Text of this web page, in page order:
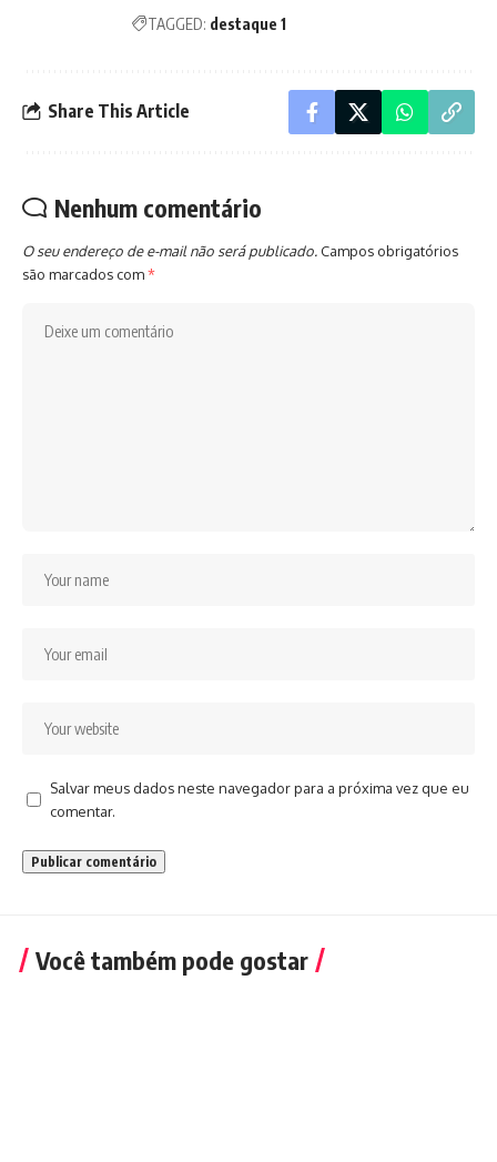
TAGGED: destaque 1
Share This Article
Nenhum comentário
O seu endereço de e-mail não será publicado. Campos obrigatórios
são marcados com*
Salvar meus dados neste navegador para a próxima vez que eu
comentar.
Você também pode gostar